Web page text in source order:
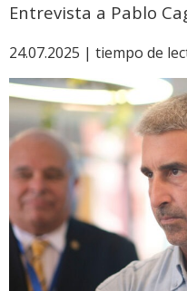
Entrevista a Pablo
24.07.2025 | tiempo de